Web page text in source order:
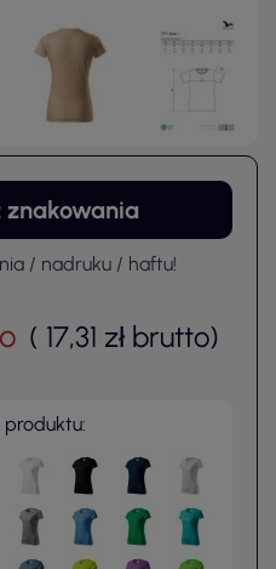
/ nadruku / haftu!
( 17,31 zł brutto)